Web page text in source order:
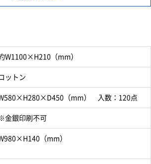
W1100×H210（mm）
ットン
（mm） 入数：120点
金銀印刷不可
（mm）